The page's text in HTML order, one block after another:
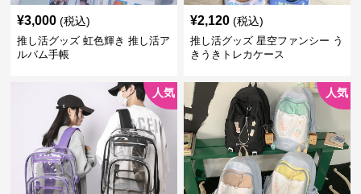
¥3,000 (税込)
推し活グッズ 虹色輝き 推し活ア
ルバム手帳
¥2,120 (税込)
推し活グッズ 星空ファンシー う
きうきトレカケース
人気 人気